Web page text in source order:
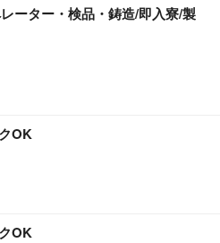
ーター・検品・鋳造/即入寮/製
OK
OK